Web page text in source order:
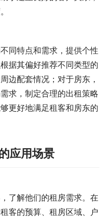
同特点和需求，提供个性
据其偏好推荐不同类型的
边配套情况；对于房东，
求，制定合理的出租策略
更好地满足租客和房东的
应用场景
了解他们的租房需求。在
客的预算、租房区域、户